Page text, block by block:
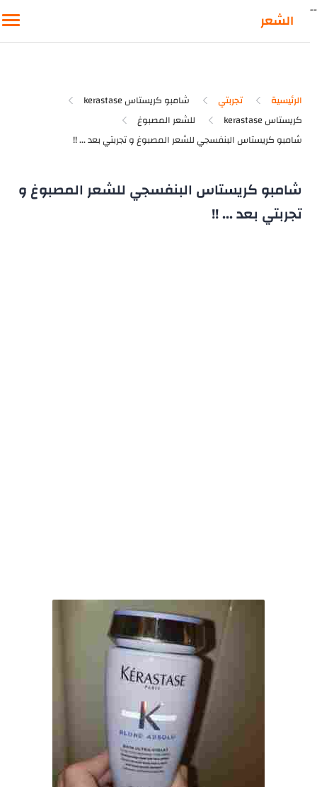
الشعر
الرئيسية تجربتي
شامبو كريستاس kerastase
كريستاس kerastase
للشعر المصبوغ
شامبو كريستاس البنفسجي للشعر المصبوغ و
تجربتي بعد ... !!